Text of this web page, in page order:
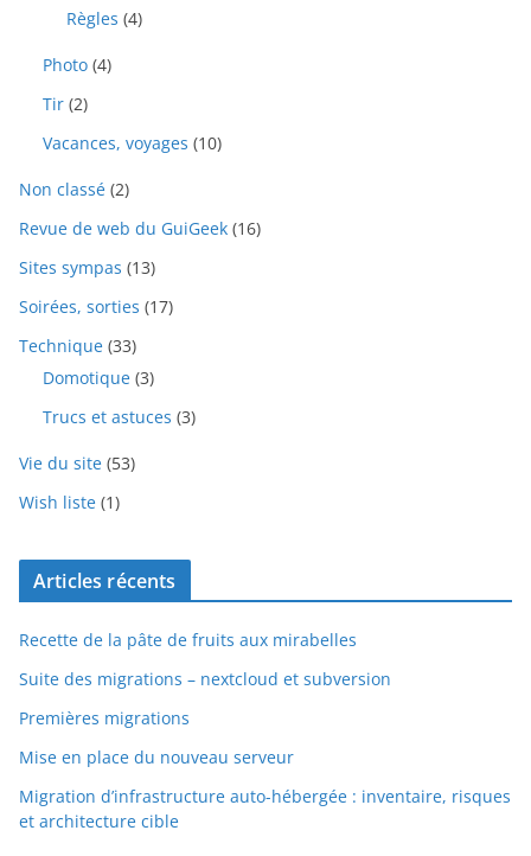
Règles (4)
Photo (4)
Tir (2)
Vacances, voyages (10)
Non classé (2)
Revue de web du GuiGeek (16)
Sites sympas (13)
Soirées, sorties (17)
Technique (33)
Domotique (3)
Trucs et astuces (3)
Vie du site (53)
Wish liste (1)
Articles récents
Recette de la pâte de fruits aux mirabelles
Suite des migrations – nextcloud et subversion
Premières migrations
Mise en place du nouveau serveur
Migration d’infrastructure auto-hébergée : inventaire, risques
et architecture cible